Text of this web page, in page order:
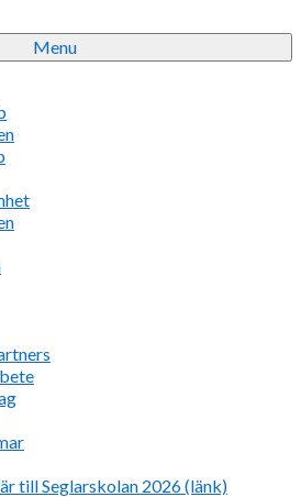
Menu
till Seglarskolan 2026 (länk)